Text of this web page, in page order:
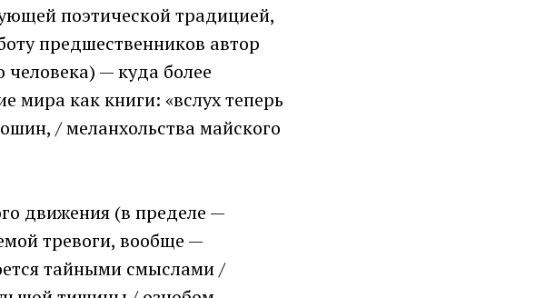
поэтической традицией,
предшественников автор
человека) — куда более
мира как книги: «вслух теперь
/ меланхольства майского
движения (в пределе —
тревоги, вообще —
тайными смыслами /